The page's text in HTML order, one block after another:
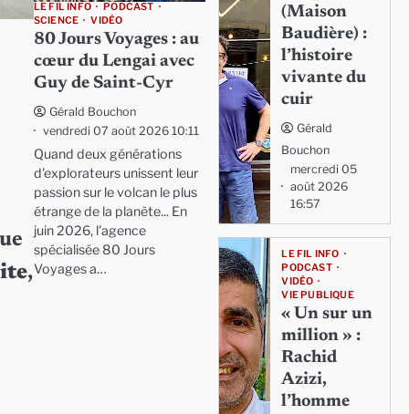
,
LE FIL INFO
PODCAST
SCIENCE
VIDÉO
80 Jours Voyages : au
cœur du Lengai avec
Guy de Saint-Cyr
Gérald Bouchon
vendredi 07 août 2026 10:11
Quand deux générations
d'explorateurs unissent leur
passion sur le volcan le plus
étrange de la planète... En
juin 2026, l'agence
spécialisée 80 Jours
Voyages a…
(Maison
Baudière) :
l’histoire
vivante du
cuir
Gérald
Bouchon
mercredi 05
août 2026
16:57
LE FIL INFO
PODCAST
VIDÉO
VIE PUBLIQUE
« Un sur un
million » :
Rachid
Azizi,
l’homme